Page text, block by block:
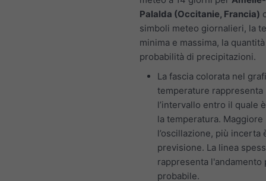
Palalda (Occitanie, Francia)
simboli meteo giornalieri, la
minima e massima, la
probabilità di precipitazioni.
La fascia colorata nel
temperature rappresenta
l’intervallo entro il quale
la temperatura. Maggiore
l’oscillazione, più incerta
previsione. La linea
rappresenta l'andamento
probabile.